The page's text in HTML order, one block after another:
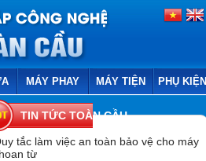
MÁY PHAY MÁY TIỆN PHỤ KIỆN
TIN TỨC TOÀN CẦU
tắc làm việc an toàn bảo vệ cho máy
từ